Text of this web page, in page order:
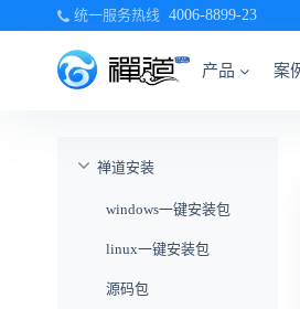
统一服务热线 4006-8899-23
产品 案
禅道安装
windows一键安装包
linux一键安装包
源码包